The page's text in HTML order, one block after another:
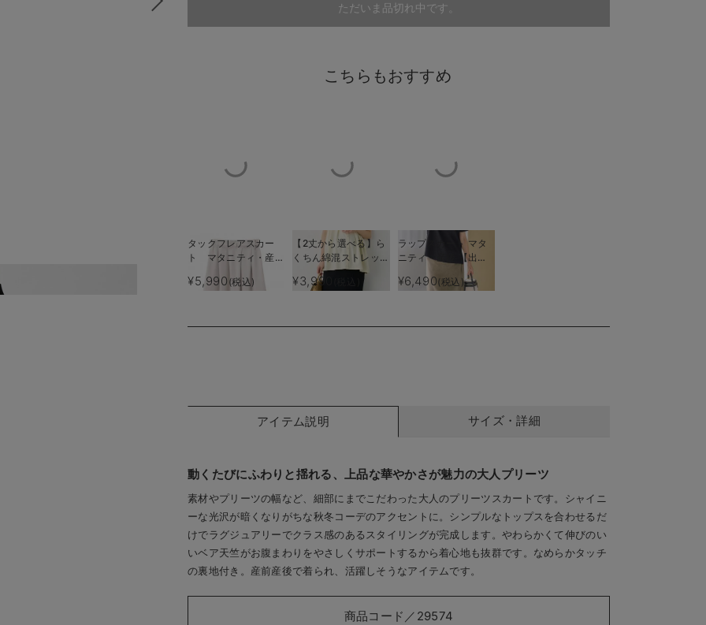
シャイニーな光沢感が美しいサテン素材
ただいま品切れ中です。
こちらもおすすめ
タックフレアスカー
ト マタニティ・産後
る】
¥5,990 (税込)
【2丈から選べる】ら
くちん綿混ストレッチ
リブナロースカート
マタニティ・産後【出
¥3,990
ラップスカート マタ
ニティ・産後 【出産
後も長く使える】
¥6,490(税込)
アイテム説明 サイズ・詳細
動くたびにふわりと揺れる、上品な華やかさが魅力の大人プリーツ
素材やプリーツの幅など、細部にまでこだわった大人のプリーツスカートです。シャイニ
ーな光沢が暗くなりがちな秋冬コーデのアクセントに。シンプルなトップスを合わせるだ
けでラグジュアリーでクラス感のあるスタイリングが完成します。やわらかくて伸びのい
いベア天竺がお腹まわりをやさしくサポートするから着心地も抜群です。なめらかタッチ
の裏地付き。産前産後で着られ、活躍しそうなアイテムです。
商品コード／29574